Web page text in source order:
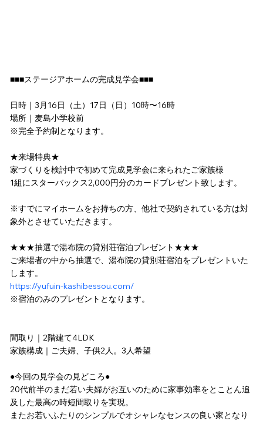
■■■ステージアホームの完成見学会■■■
日時｜3月16日（土）17日（日）10時〜16時
場所｜麦島小学校前
※完全予約制となります。
★来場特典★
家づくりを検討中で初めて完成見学会に来られたご家族様
1組にスターバックス2,000円分のカードプレゼント致します。
※すでにマイホームをお持ちの方、他社で契約されている方は対
象外とさせていただきます。
★★★抽選で湯布院の貸別荘宿泊プレゼント★★★
ご来場者の中から抽選で、湯布院の貸別荘宿泊をプレゼントいた
します。
https://yufuin-kashibessou.com/
※宿泊のみのプレゼントとなります。
間取り｜2階建て4LDK
家族構成｜ご夫婦、子供2人。3人希望
●今回の見学会の見どころ●
20代前半のまだ若い夫婦がお互いのために家事効率をとことん追
及した最高の時短間取りを実現。
またお若いふたりのシンプルでオシャレなセンスの良い家となり